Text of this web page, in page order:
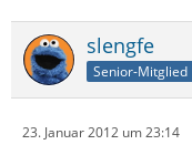
slengfe
Senior-Mitglied
23. Januar 2012 um 23:14